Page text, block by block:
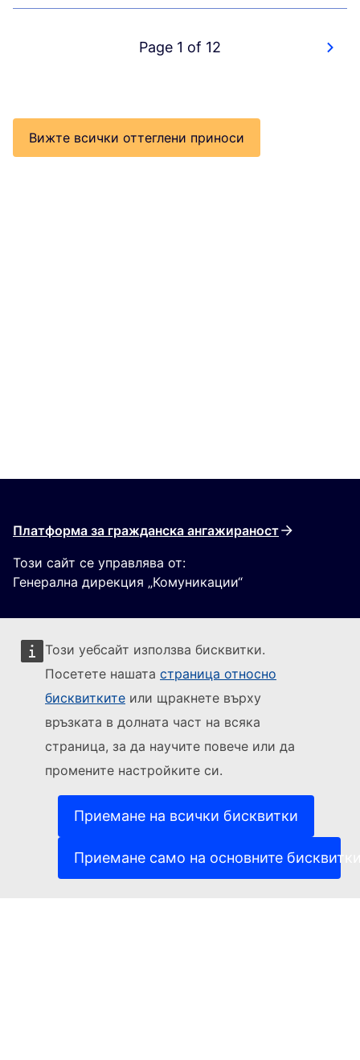
Този уебсайт използва бисквитки.
Посетете нашата страница относно
бисквитките или щракнете върху
връзката в долната част на всяка
страница, за да научите повече или да
промените настройките си.
Приемане на всички бисквитки
Приемане само на основните
Page 1 of 12
Вижте всички оттеглени приноси
Платформа за гражданска ангажираност
Този сайт се управлява от:
Генерална дирекция „Комуникации“
Sledujte Evropskou komisi
За контакти(Външна връзка)
Докладване на ИТ уязвимост (Външна връзка)
Езици на нашите уебсайтове(Външна връзка)
Бисквитки(Външна връзка)
Политика за поверителност
Правна информация
Достъпност